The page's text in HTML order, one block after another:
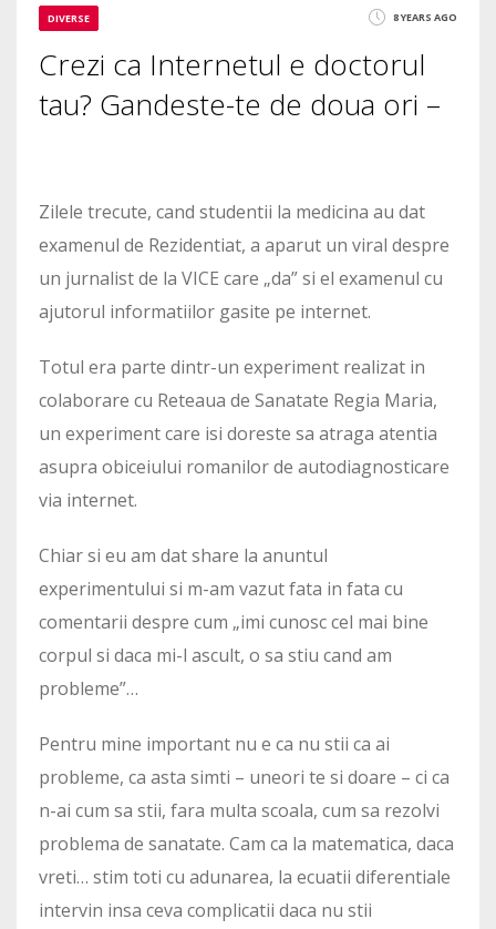
DIVERSE 8 YEARS AGO
Crezi ca Internetul e doctorul
tau? Gandeste-te de doua ori –
Zilele trecute, cand studentii la medicina au dat
examenul de Rezidentiat, a aparut un viral despre
un jurnalist de la VICE care „da” si el examenul cu
ajutorul informatiilor gasite pe internet.
Totul era parte dintr-un experiment realizat in
colaborare cu Reteaua de Sanatate Regia Maria,
un experiment care isi doreste sa atraga atentia
asupra obiceiului romanilor de autodiagnosticare
via internet.
Chiar si eu am dat share la anuntul
experimentului si m-am vazut fata in fata cu
comentarii despre cum „imi cunosc cel mai bine
corpul si daca mi-l ascult, o sa stiu cand am
probleme”…
Pentru mine important nu e ca nu stii ca ai
probleme, ca asta simti – uneori te si doare – ci ca
n-ai cum sa stii, fara multa scoala, cum sa rezolvi
problema de sanatate. Cam ca la matematica, daca
vreti… stim toti cu adunarea, la ecuatii diferentiale
intervin insa ceva complicatii daca nu stii